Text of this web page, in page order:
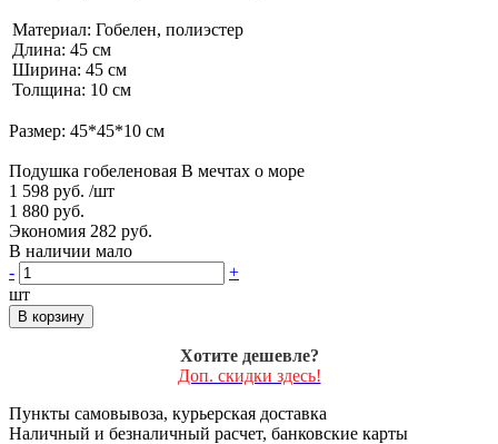
Материал: Гобелен, полиэстер
Длина: 45 см
Ширина: 45 см
Толщина: 10 см
Размер: 45*45*10 см
Подушка гобеленовая В мечтах о море
1 598 руб. /шт
1 880 руб.
Экономия 282 руб.
В наличии мало
-
+
шт
В корзину
Хотите дешевле?
Доп. скидки здесь!
Пункты самовывоза, курьерская доставка
Наличный и безналичный расчет, банковские карты